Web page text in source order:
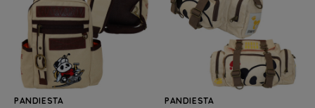
PANDIESTA
PANDIESTA